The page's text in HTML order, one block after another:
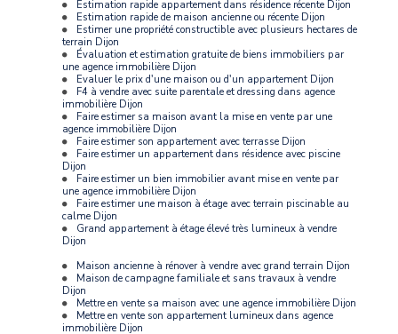
Estimation rapide appartement dans résidence récente Dijon
Estimation rapide de maison ancienne ou récente Dijon
Estimer une propriété constructible avec plusieurs hectares de
terrain Dijon
Évaluation et estimation gratuite de biens immobiliers par
une agence immobilière Dijon
Evaluer le prix d'une maison ou d'un appartement Dijon
F4 à vendre avec suite parentale et dressing dans agence
immobilière Dijon
Faire estimer sa maison avant la mise en vente par une
agence immobilière Dijon
Faire estimer son appartement avec terrasse Dijon
Faire estimer un appartement dans résidence avec piscine
Dijon
Faire estimer un bien immobilier avant mise en vente par
une agence immobilière Dijon
Faire estimer une maison à étage avec terrain piscinable au
calme Dijon
Grand appartement à étage élevé très lumineux à vendre
Dijon
Maison ancienne à rénover à vendre avec grand terrain Dijon
Maison de campagne familiale et sans travaux à vendre
Dijon
Mettre en vente sa maison avec une agence immobilière Dijon
Mettre en vente son appartement lumineux dans agence
immobilière Dijon